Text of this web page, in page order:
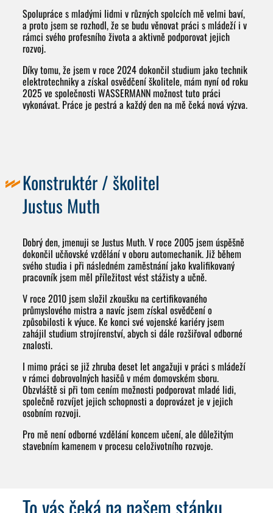
Spolupráce s mladými lidmi v různých spolcích mě velmi baví,
a proto jsem se rozhodl, že se budu věnovat práci s mládeží i v
rámci svého profesního života a aktivně podporovat jejich
rozvoj.
Díky tomu, že jsem v roce 2024 dokončil studium jako technik
elektrotechniky a získal osvědčení školitele, mám nyní od roku
2025 ve společnosti WASSERMANN možnost tuto práci
vykonávat. Práce je pestrá a každý den na mě čeká nová výzva.
Konstruktér / školitel
Justus Muth
Dobrý den, jmenuji se Justus Muth. V roce 2005 jsem úspěšně
dokončil učňovské vzdělání v oboru automechanik. Již během
svého studia i při následném zaměstnání jako kvalifikovaný
pracovník jsem měl příležitost vést stážisty a učně.
V roce 2010 jsem složil zkoušku na certifikovaného
průmyslového mistra a navíc jsem získal osvědčení o
způsobilosti k výuce. Ke konci své vojenské kariéry jsem
zahájil studium strojírenství, abych si dále rozšiřoval odborné
znalosti.
I mimo práci se již zhruba deset let angažuji v práci s mládeží
v rámci dobrovolných hasičů v mém domovském sboru.
Obzvláště si při tom cením možnosti podporovat mladé lidi,
společně rozvíjet jejich schopnosti a doprovázet je v jejich
osobním rozvoji.
Pro mě není odborné vzdělání koncem učení, ale důležitým
stavebním kamenem v procesu celoživotního rozvoje.